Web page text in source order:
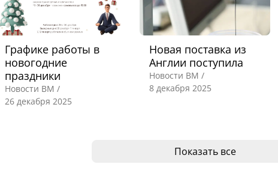
Графике работы в
новогодние
праздники
Новости ВМ /
26 декабря 2025
Новая поставка из
Англии поступила
Новости ВМ /
8 декабря 2025
Показать все